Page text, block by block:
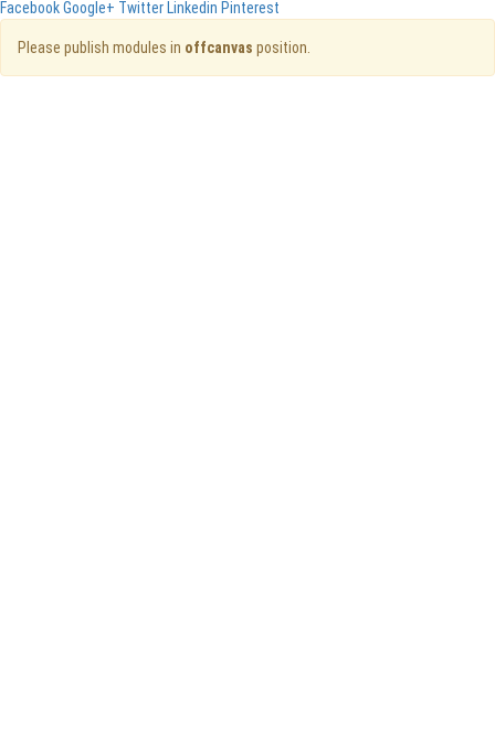
FacebookGoogle+ TwitterLinkedin Pinterest
Please publish modules in offcanvas position.